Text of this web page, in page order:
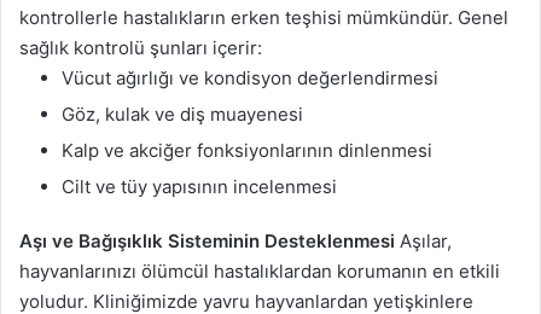
kontrollerle hastalıkların erken teşhisi mümkündür. Genel
sağlık kontrolü şunları içerir:
Vücut ağırlığı ve kondisyon değerlendirmesi
Göz, kulak ve diş muayenesi
Kalp ve akciğer fonksiyonlarının dinlenmesi
Cilt ve tüy yapısının incelenmesi
Aşı ve Bağışıklık Sisteminin Desteklenmesi Aşılar,
hayvanlarınızı ölümcül hastalıklardan korumanın en etkili
yoludur. Kliniğimizde yavru hayvanlardan yetişkinlere